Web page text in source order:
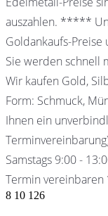
auszahlen. *****
Goldankaufs-Preise
Sie werden schnell
Wir kaufen Gold,
Form: Schmuck,
Ihnen ein
Samstags 9:00 -
Termin
8 10 126